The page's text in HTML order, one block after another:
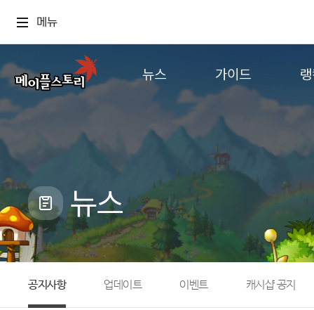
메뉴
뉴스
공지사항
업데이트
캐시샵 공지
메이플 알림판
with maple
가이드
게임정보
직업소개
확률형 아이템
NEXON NOW
뉴스
공지사항 업데이트 이벤트 캐시샵 공지